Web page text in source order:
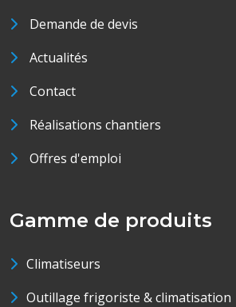
Demande de devis
Actualités
Contact
Réalisations chantiers
Offres d'emploi
Gamme de produits
Climatiseurs
Outillage frigoriste & climatisation